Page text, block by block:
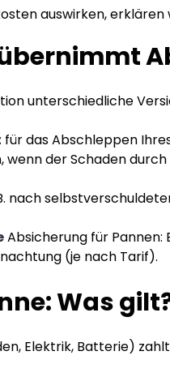
auswirken,
unterschiedliche
für das Abschleppen
wenn der Schaden
nach
Absicherung für
(je nach Tarif).
Was
Elektrik, Batterie)